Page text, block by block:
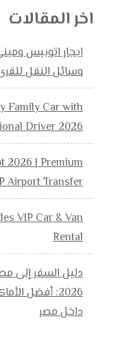
اخر المقالات
ايجار اتوبيس
وسائل النقل
Family Car with
Driver 2026
2026 | Premium
Airport Transfer
VIP Car & Van
Rental
2026: أفضل
داخل مصر